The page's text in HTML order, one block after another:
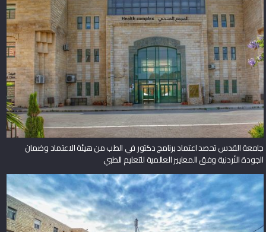
جامعة القدس تحصد اعتماد برنامج دكتور في الطب من هيئة الاعتماد وضمان
الجودة الأردنية وفق المعايير العالمية للتعليم الطبي